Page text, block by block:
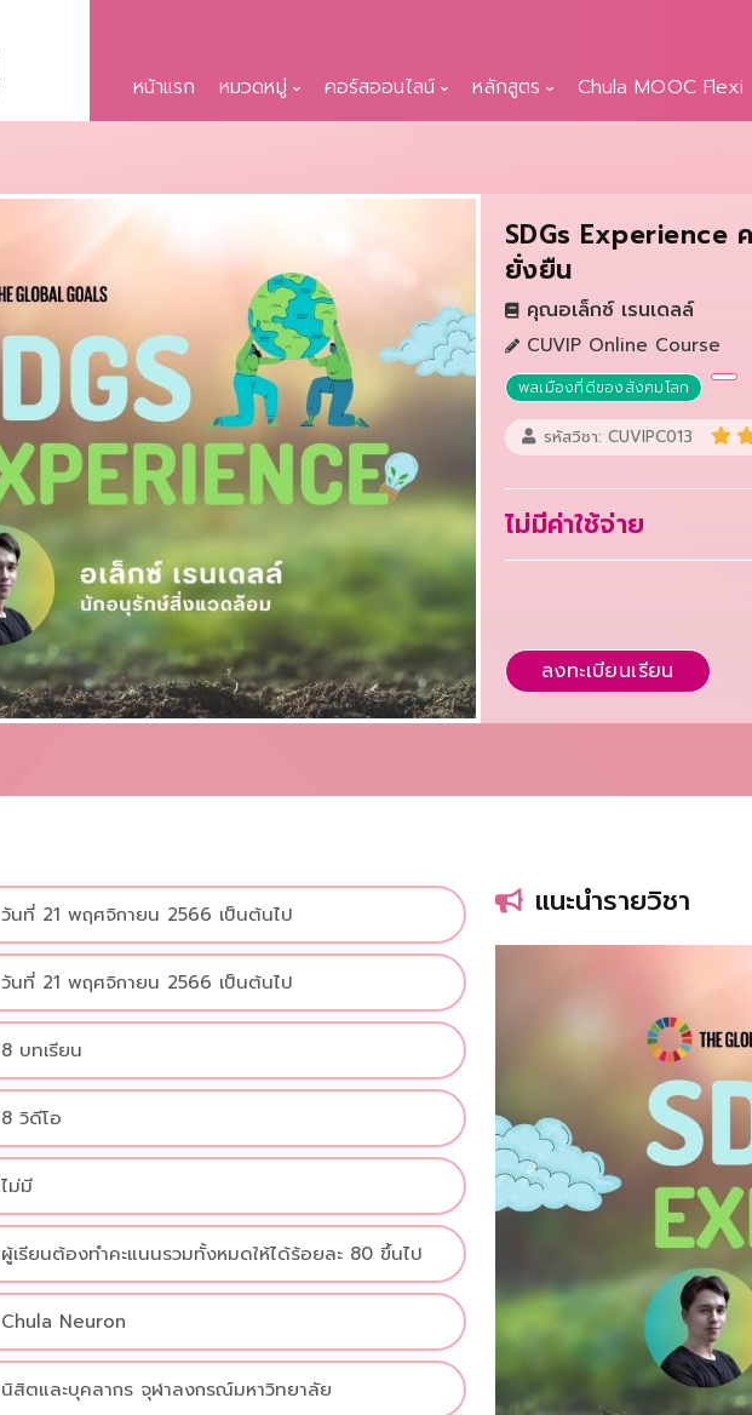
หน้าแรก หมวดหมู่ คอร์สออนไลน์ หลักสูตร Chula MOOC Flexi
SDGs Experience
ยั่งยืน
คุณอเล็กซ์ เรนเดลล์
CUVIP Online Course
พลเมืองที่ดีของสังคมโลก
รหัสวิชา: CUVIPC013
ไม่มีค่าใช้จ่าย
ลงทะเบียนเรียน
วันที่ 21 พฤศจิกายน 2566 เป็นต้นไป
วันที่ 21 พฤศจิกายน 2566 เป็นต้นไป
8 บทเรียน
8 วิดีโอ
ไม่มี
ผู้เรียนต้องทำคะแนนรวมทั้งหมดให้ได้ร้อยละ 80 ขึ้นไป
Chula Neuron
นิสิตและบุคลากร จุฬาลงกรณ์มหาวิทยาลัย
แนะนำรายวิชา